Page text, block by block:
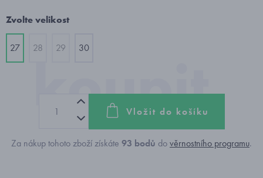
Zvolte velikost
27 28 29 30
Vložit do košíku
Za nákup tohoto zboží získáte 93 bodů dověrnostního programu.